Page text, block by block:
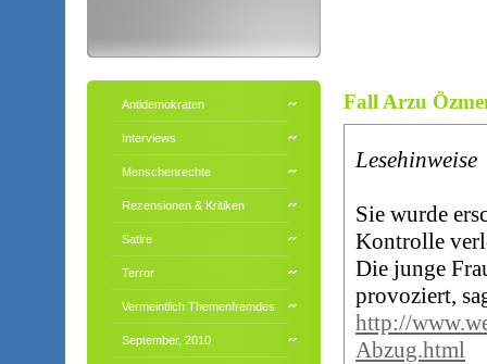
Antidemokraten
Interviews
Menschenrechte
Rezensionen & Kritiken
Satire
Terror
Vermeintlich Themenfremdes
September, 2010
Fall Arzu
Lesehinweise
Sie wurde
Kontrolle
Die junge
provoziert,
http://
Abzug.html